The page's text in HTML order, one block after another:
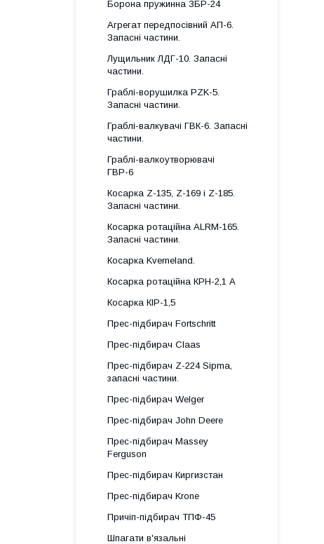
Борона пружинна ЗБР-24
Агрегат передпосівний АП-6.
Запасні частини.
Лущильник ЛДГ-10. Запасні
частини.
Граблі-ворушилка PZK-5.
Запасні частини.
Граблі-валкувачі ГВК-6. Запасні
частини.
Граблі-валкоутворювачі
ГВР-6
Косарка Z-135, Z-169 і Z-185.
Запасні частини.
Косарка ротаційна ALRM-165.
Запасні частини.
Косарка Kverneland.
Косарка ротаційна КРН-2,1 А
Косарка КІР-1,5
Прес-підбирач Fortschritt
Прес-підбирач Claas
Прес-підбирач Z-224 Sipma,
запасні частини.
Прес-підбирач Welger
Прес-підбирач John Deere
Прес-підбирач Massey
Ferguson
Прес-підбирач Киргизстан
Прес-підбирач Krone
Причіп-підбирач ТПФ-45
Шпагати в'язальні